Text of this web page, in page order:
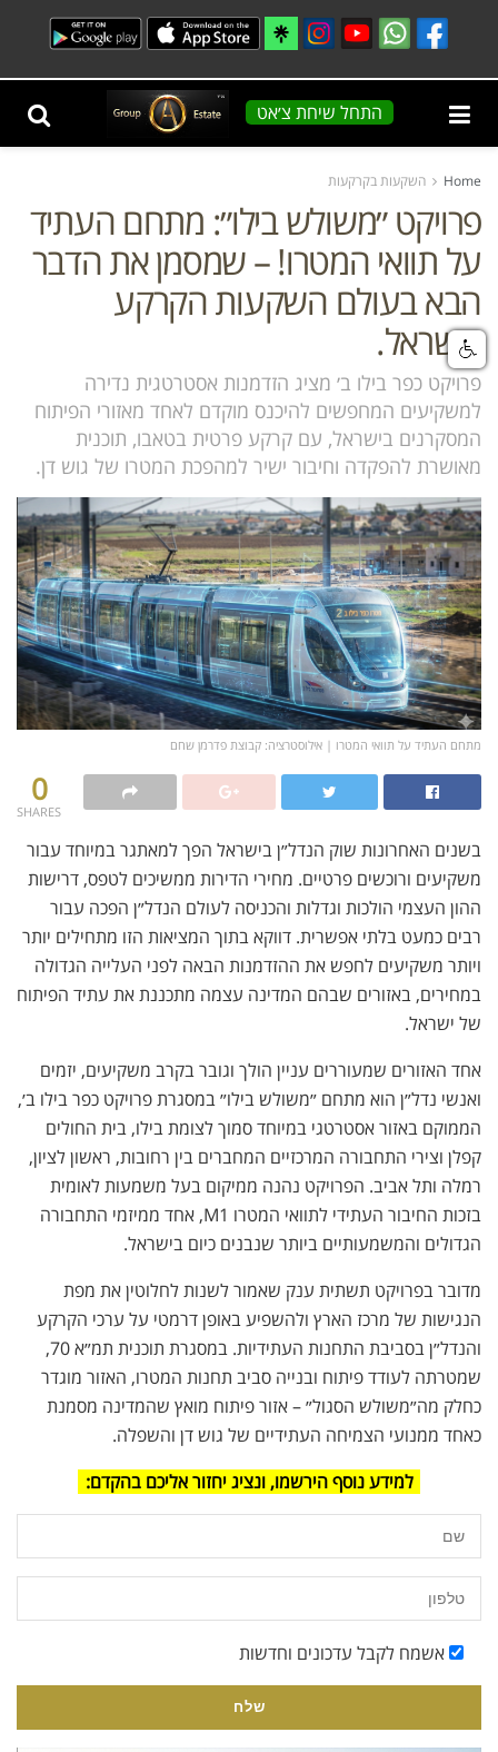
התחל שיחת צ׳אט
Home השקעות בקרקעות
פרויקט ״משולש בילו״: מתחם העתיד
על תוואי המטרו! – שמסמן את הדבר
הבא בעולם השקעות הקרקע
בישראל.
פרויקט כפר בילו ב׳ מציג הזדמנות אסטרטגית נדירה
למשקיעים המחפשים להיכנס מוקדם לאחד מאזורי הפיתוח
המסקרנים בישראל, עם קרקע פרטית בטאבו, תוכנית
מאושרת להפקדה וחיבור ישיר למהפכת המטרו של גוש דן.
מתחם העתיד על תוואי המטרו | אילוסטרציה: קבוצת פדרמן שחם
0
SHARES
בשנים האחרונות שוק הנדל״ן בישראל הפך למאתגר במיוחד עבור
משקיעים ורוכשים פרטיים. מחירי הדירות ממשיכים לטפס, דרישות
ההון העצמי הולכות וגדלות והכניסה לעולם הנדל״ן הפכה עבור
רבים כמעט בלתי אפשרית. דווקא בתוך המציאות הזו מתחילים יותר
ויותר משקיעים לחפש את ההזדמנות הבאה לפני העלייה הגדולה
במחירים, באזורים שבהם המדינה עצמה מתכננת את עתיד הפיתוח
של ישראל.
אחד האזורים שמעוררים עניין הולך וגובר בקרב משקיעים, יזמים
ואנשי נדל״ן הוא מתחם ״משולש בילו״ במסגרת פרויקט כפר בילו ב׳,
הממוקם באזור אסטרטגי במיוחד סמוך לצומת בילו, בית החולים
קפלן וצירי התחבורה המרכזיים המחברים בין רחובות, ראשון לציון,
רמלה ותל אביב. הפרויקט נהנה ממיקום בעל משמעות לאומית
בזכות החיבור העתידי לתוואי המטרו M1, אחד ממיזמי התחבורה
הגדולים והמשמעותיים ביותר שנבנים כיום בישראל.
מדובר בפרויקט תשתית ענק שאמור לשנות לחלוטין את מפת
הנגישות של מרכז הארץ ולהשפיע באופן דרמטי על ערכי הקרקע
והנדל״ן בסביבת התחנות העתידיות. במסגרת תוכנית תמ״א 70,
שמטרתה לעודד פיתוח ובנייה סביב תחנות המטרו, האזור מוגדר
כחלק מה״משולש הסגול״ – אזור פיתוח מואץ שהמדינה מסמנת
כאחד ממנועי הצמיחה העתידיים של גוש דן והשפלה.
למידע נוסף הירשמו, ונציג יחזור אליכם בהקדם:
אשמח לקבל עדכונים וחדשות